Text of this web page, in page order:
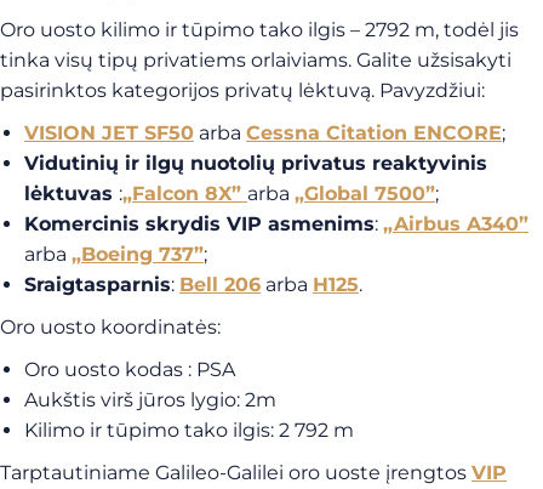
Oro uosto kilimo ir tūpimo tako ilgis – 2792 m, todėl jis
tinka visų tipų privatiems orlaiviams. Galite užsisakyti
pasirinktos kategorijos privatų lėktuvą. Pavyzdžiui:
VISION JET SF50 arba Cessna Citation ENCORE;
Vidutinių ir ilgų nuotolių privatus reaktyvinis
lėktuvas :„Falcon 8X” arba „Global 7500”;
Komercinis skrydis VIP asmenims: „Airbus A340”
arba „Boeing 737”;
Sraigtasparnis: Bell 206 arba H125.
Oro uosto koordinatės:
Oro uosto kodas : PSA
Aukštis virš jūros lygio: 2m
Kilimo ir tūpimo tako ilgis: 2 792 m
Tarptautiniame Galileo-Galilei oro uoste įrengtos VIP